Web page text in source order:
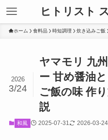
ヒトリスト
ホーム 食料品 時短調理 炊き込みご飯
ヤマモリ 九
ー 甘め醤油
ご飯の味 作
説
2026
3/24
和風 2025-07-31 2026-03-24